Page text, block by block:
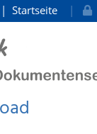
Startseite